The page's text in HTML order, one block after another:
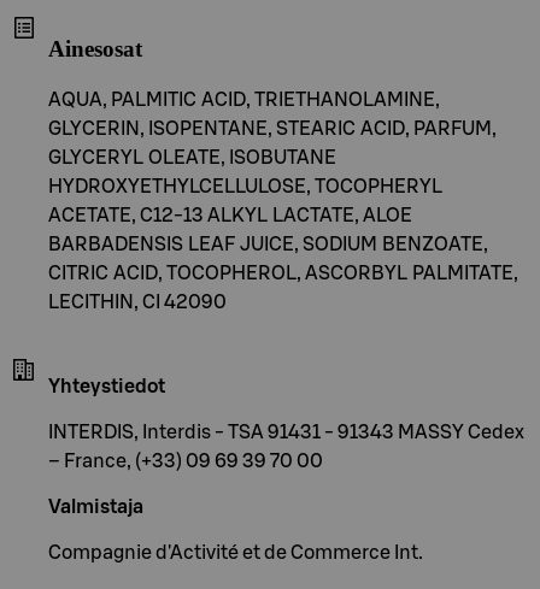
Ainesosat
AQUA, PALMITIC ACID, TRIETHANOLAMINE,
GLYCERIN, ISOPENTANE, STEARIC ACID, PARFUM,
GLYCERYL OLEATE, ISOBUTANE
HYDROXYETHYLCELLULOSE, TOCOPHERYL
ACETATE, C12-13 ALKYL LACTATE, ALOE
BARBADENSIS LEAF JUICE, SODIUM BENZOATE,
CITRIC ACID, TOCOPHEROL, ASCORBYL PALMITATE,
LECITHIN, CI 42090
Yhteystiedot
INTERDIS, Interdis - TSA 91431 - 91343 MASSY Cedex
– France, (+33) 09 69 39 70 00
Valmistaja
Compagnie d'Activité et de Commerce Int.